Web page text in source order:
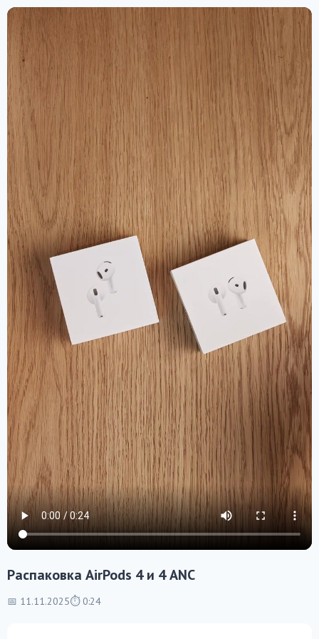
Распаковка AirPods 4 и 4 ANC
📅 11.11.2025⏱ 0:24